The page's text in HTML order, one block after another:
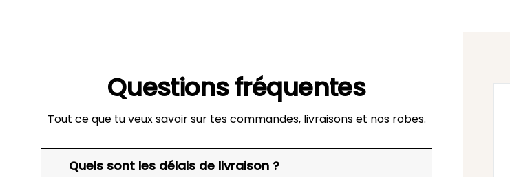
Questions fréquentes
Tout ce que tu veux savoir sur tes commandes, livraisons et nos robes.
Quels sont les délais de livraison ?